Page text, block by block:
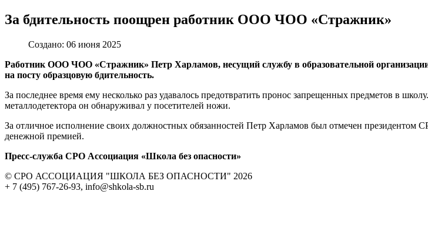
За бдительность поощрен работник ООО ЧОО «Стражник»
Создано: 06 июня 2025
Работник ООО ЧОО «Стражник» Петр Харламов, несущий службу в образовательной
на посту образцовую бдительность.
За последнее время ему несколько раз удавалось предотвратить пронос запрещенных предметов в
металлодетектора он обнаруживал у посетителей ножи.
За отличное исполнение своих должностных обязанностей Петр Харламов был отмечен
денежной премией.
Пресс-служба СРО Ассоциация «Школа без опасности»
© СРО АССОЦИАЦИЯ "ШКОЛА БЕЗ ОПАСНОСТИ" 2026
+ 7 (495) 767-26-93, info@shkola-sb.ru